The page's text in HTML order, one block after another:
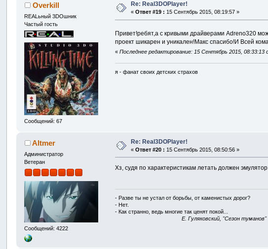
Overkill
REALьный 3DOшник
Частый гость
Сообщений: 67
Re: Real3DOPlayer!
«Ответ #19 : 15 Сентябрь 2015, 08:19:57 »
Привет!ребят,а с кривыми драйверами Adreno320
проект шикарен и уникален!Макс спасибо!И Всей
«Последнее редактирование: 15 Сентябрь 2015, 08:33:13
я - фанат своих детских страхов
Altmer
Администратор
Ветеран
Сообщений: 4222
Re: Real3DOPlayer!
«Ответ #20 : 15 Сентябрь 2015, 08:50:56 »
Хз, судя по характеристикам летать должен эмулятор
- Разве ты не устал от борьбы, от каменистых дорог?
- Нет.
- Как странно, ведь многие так ценят покой...
E. Гуляковский, "Сезон туманов"